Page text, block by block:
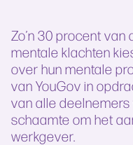
Zo’n 30 procent
mentale klachten
over hun mentale
van YouGov in
van alle
schaamte om het
werkgever.